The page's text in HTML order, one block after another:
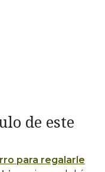
de este
para regalarle